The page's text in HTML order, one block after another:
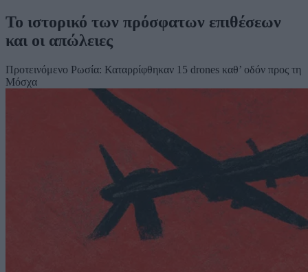
Το ιστορικό των πρόσφατων επιθέσεων
και οι απώλειες
Προτεινόμενο Ρωσία: Καταρρίφθηκαν 15 drones καθ’ οδόν προς τη
Μόσχα